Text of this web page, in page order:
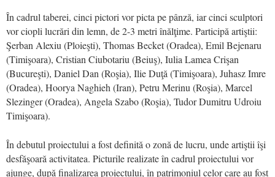
În cadrul taberei, cinci pictori vor picta pe pânză, iar cinci sculptori
vor ciopli lucrări din lemn, de 2-3 metri înălţime. Participă artiştii:
Şerban Alexiu (Ploieşti), Thomas Becket (Oradea), Emil Bejenaru
(Timişoara), Cristian Ciubotariu (Beiuş), Iulia Lamea Crişan
(Bucureşti), Daniel Dan (Roşia), Ilie Duţă (Timişoara), Juhasz Imre
(Oradea), Hoorya Naghieh (Iran), Petru Merinu (Roşia), Marcel
Slezinger (Oradea), Angela Szabo (Roşia), Tudor Dumitru Udroiu
Timişoara).
În debutul proiectului a fost definită o zonă de lucru, unde artiştii îşi
desfăşoară activitatea. Picturile realizate în cadrul proiectului vor
ajunge, după finalizarea proiectului, în patrimoniul celor care au fost